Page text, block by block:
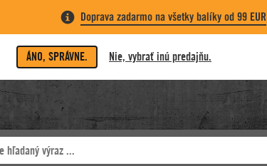
Doprava zadarmo na všetky balíky od 99 EUR
ÁNO, SPRÁVNE. Nie, vybrať inú predajňu.